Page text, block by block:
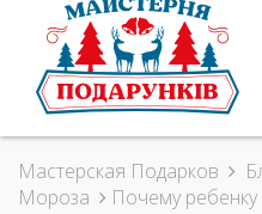
Мастерская Подарков
Мороза
Почему